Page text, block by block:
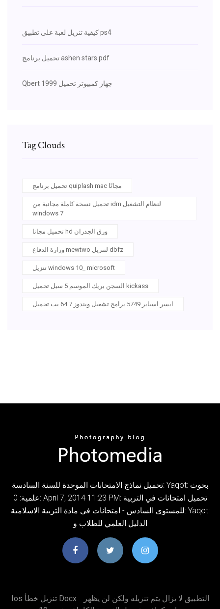
كيفية تنزيل لعبة على تطبيق ps4
تحميل برنامج ashen stars pdf
Qbert 1999 جهاز كمبيوتر تحميل
Tag Clouds
تحميل برنامج quiplash mac مجانًا
تحميل نسخة كاملة مجانية من idm لنظام التشغيل
windows 7
تحميل مجانا hd ورق الجدران
وزارة الدفاع mewtwo لتنزيل dbfz
تنزيل windows 10_ microsoft
السجن بريك الموسم 5 سيل تحميل kickass
ايسر اسباير 5749 برامج تشغيل ويندوز 7 64 بت تحميل
تحميل نماذج الامتحانات الموحدة للسنة السادسة: Yaqot: بحوث
علمية: 0: April 7, 2014 11:23 PM: تحميل امتحانات في التربية
للمستوى السادس - امتحانات في مادة التربية الاسلامية: Yaqot:
الدليل العلمي للطلاب و
Ios تنزيل خطأ Docx
التطبيق لا يزال يتم تنزيله ولكن لن يظهر